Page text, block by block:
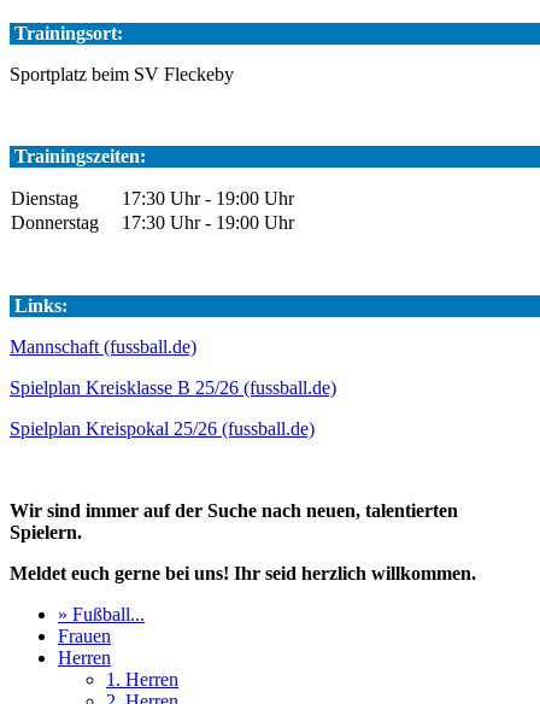
Trainingsort:
Sportplatz beim SV Fleckeby
Trainingszeiten:
Dienstag
17:30 Uhr - 19:00 Uhr
Donnerstag
17:30 Uhr - 19:00 Uhr
Links:
Mannschaft (fussball.de)
Spielplan Kreisklasse B 25/26 (fussball.de)
Spielplan Kreispokal 25/26 (fussball.de)
Wir sind immer auf der Suche nach neuen, talentierten
Spielern.
Meldet euch gerne bei uns! Ihr seid herzlich willkommen.
» Fußball...
Frauen
Herren
1. Herren